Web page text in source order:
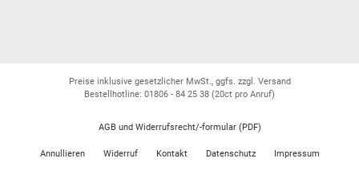
Preise inklusive gesetzlicher MwSt., ggfs. zzgl. Versand
Bestellhotline: 01806 - 84 25 38 (20ct pro Anruf)
AGB und Widerrufsrecht/-formular (PDF)
Annullieren Widerruf Kontakt Datenschutz Impressum